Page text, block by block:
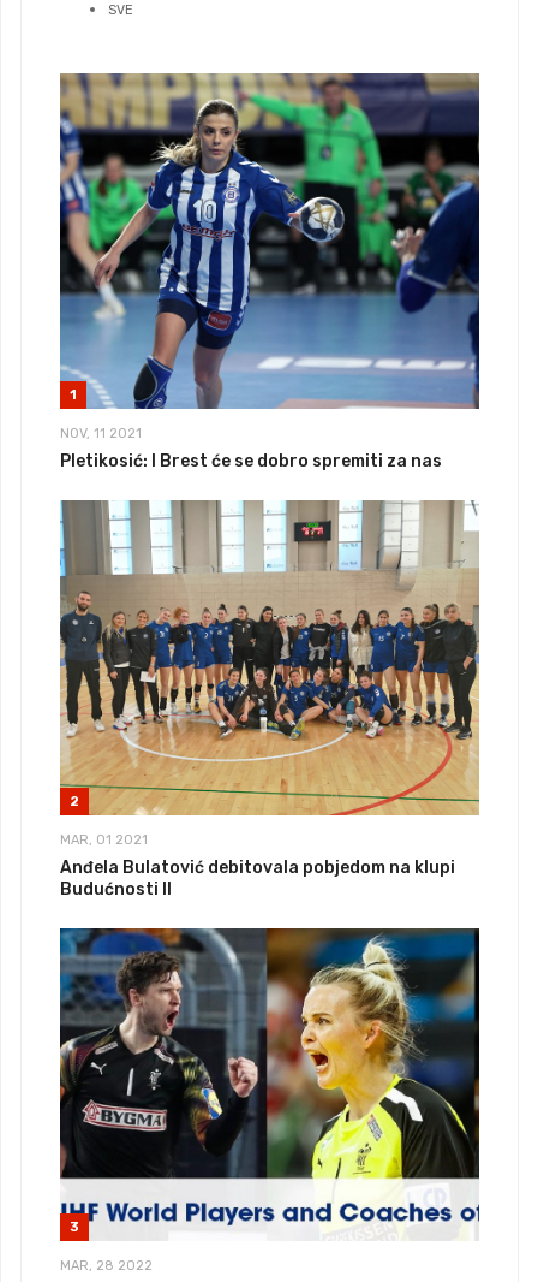
SVE
1
NOV, 11 2021
Pletikosić: I Brest će se dobro spremiti za nas
2
MAR, 01 2021
Anđela Bulatović debitovala pobjedom na klupi
Budućnosti II
3
MAR, 28 2022